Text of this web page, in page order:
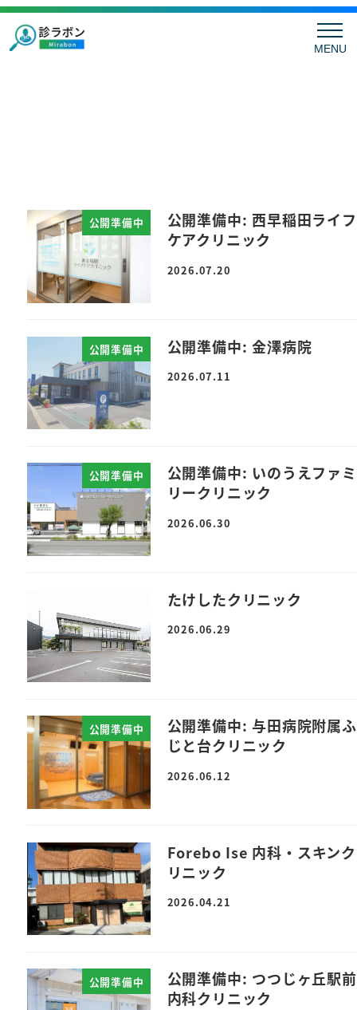
MENU
公開準備中
公開準備中: 西早稲田ライフ
ケアクリニック
2026.07.20
公開準備中 公開準備中: 金澤病院
2026.07.11
公開準備中
公開準備中: いのうえファミ
リークリニック
2026.06.30
たけしたクリニック
2026.06.29
公開準備中
公開準備中: 与田病院附属ふ
じと台クリニック
2026.06.12
Forebo Ise 内科・スキンク
リニック
2026.04.21
公開準備中
公開準備中: つつじヶ丘駅前
内科クリニック